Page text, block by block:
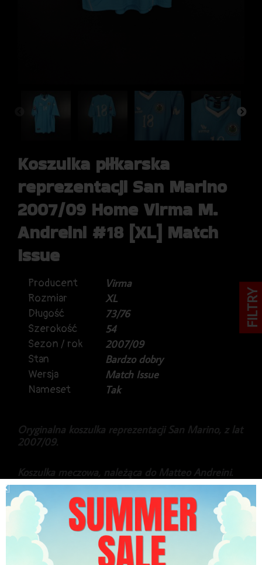
Koszulka piłkarska
reprezentacji San Marino
2007/09 Home Virma M.
Andreini #18 [XL] Match
Issue
Producent
Virma
Rozmiar
XL
Długość
73/76
Szerokość
54
Sezon / rok
2007/09
Stan
Bardzo dobry
Wersja
Match Issue
Nameset
Tak
Oryginalna koszulka reprezentacji San Marino, z lat
2007/09.
Koszulka meczowa, należąca do Matteo Andreini.
Koszulka pochodzi z pomeczowej wymiany, z meczu
kwalifikacyjnego do World Cup, przeciwko
reprezentacji Polski, 10.09.2008r. (debiut Roberta
Lewandowskiego).
FILTRY